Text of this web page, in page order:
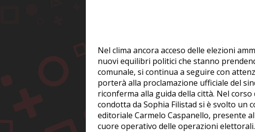
Nel clima ancora acceso delle elezioni
nuovi equilibri politici che stanno
comunale, si continua a seguire con
porterà alla proclamazione ufficiale del
riconferma alla guida della città. Nel corso
condotta da Sophia Filistad si è svolto un
editoriale Carmelo Caspanello, presente
cuore operativo delle operazioni elettorali.